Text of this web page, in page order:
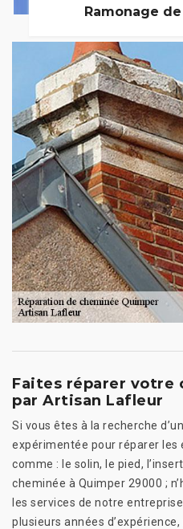
Ramonage
Faites réparer votre
par Artisan Lafleur
Si vous êtes à la recherche
expérimentée pour réparer les
comme : le solin, le pied,
cheminée à Quimper 29000 ;
les services de notre
plusieurs années